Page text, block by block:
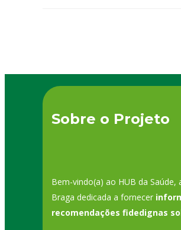
Sobre o Projeto
Bem-vindo(a) ao HUB da Saúde,
Braga dedicada a fornecer
recomendações fidedignas